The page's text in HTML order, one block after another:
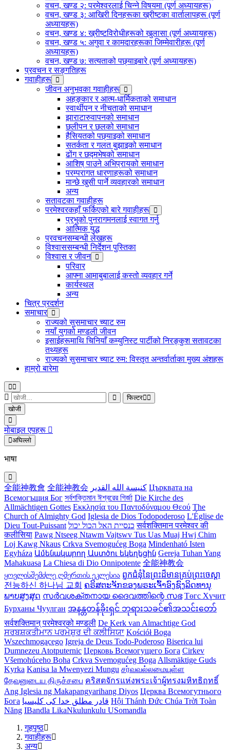
वचन, खण्ड २: परमेश्‍वरलाई चिन्‍ने विषयमा (पूर्ण अध्यायहरू)
वचन, खण्ड ३: आखिरी दिनहरूका ख्रीष्टका वार्तालापहरू (पूर्ण
अध्यायहरू)
वचन, खण्ड ४: ख्रीष्टविरोधीहरूको खुलासा (पूर्ण अध्यायहरू)
वचन, खण्ड ५: अगुवा र कामदारहरूका जिम्‍मेवारीहरू (पूर्ण
अध्यायहरू)
वचन, खण्ड ७: सत्यताको पछ्याइबारे (पूर्ण अध्यायहरू)
प्रवचन र सङ्गतिहरू
गवाहीहरू
जीवन अनुभवका गवाहीहरू
अहङ्कार र आत्म-धार्मिकताको समाधान
स्वार्थीपन र नीचताको समाधान
झाराटारुवापनको समाधान
छलीपन र छलको समाधान
हैसियतको पछ्याइको समाधान
सतर्कता र गलत बुझाइको समाधान
ढोंग र छद्मभेषको समाधान
आशिष् पाउने अभिप्रायको समाधान
परम्परागत धारणाहरूको समाधान
मान्छे खुसी पार्ने व्यवहारको समाधान
अन्य
सतावटका गवाहीहरू
परमेश्‍वरकहाँ फर्किएको बारे गवाहीहरू
प्रभुको पुनरागमनलाई स्वागत गर्नु
आत्मिक युद्ध
प्रवचनसम्‍बन्धी लेखहरू
विश्‍वाससम्‍बन्धी निर्देशन पुस्तिका
विश्‍वास र जीवन
परिवार
आफ्ना आमाबुबालाई कस्तो व्यवहार गर्ने
कार्यस्थल
अन्य
चित्र प्रदर्शन
समाचार
राज्यको सुसमाचार च्याट रुम
नयाँ युगको मण्डली जीवन
इसाईहरूमाथि चिनियाँ कम्युनिस्ट पार्टीको निरङ्कुश सतावटका
तथ्यहरू
राज्यको सुसमाचार च्याट रुम: विस्तृत अन्तर्वार्ताका मुख्य अंशहरू
हाम्रो बारेमा
फिल्टर
खोजी
मोबाइल एपहरू
अघिल्लो
भाषा
全能神教會 全能神教会 كنيسة الله القدير Църквата на
Всемогъщия Бог সর্বশক্তিমান ঈশ্বরের গির্জা Die Kirche des
Allmächtigen Gottes Εκκλησία του Παντοδύναμου Θεού The
Church of Almighty God Iglesia de Dios Todopoderoso L'Église de
Dieu Tout-Puissant כנסיית האל הכול יכול सर्वशक्तिमान परमेश्वर की
कलीसिया Pawg Ntseeg Ntawm Vajtswv Tus Uas Muaj Hwj Chim
Loj Kawg Nkaus Crkva Svemogućeg Boga Mindenható Isten
Egyháza Ամենակարող Աստծու եկեղեցին Gereja Tuhan Yang
Mahakuasa La Chiesa di Dio Onnipotente 全能神教会
ყოვლისშემძლე ღმერთის ეკლესია ពួកជំនុំនៃព្រះដ៏មានគ្រប់ព្រះចេស្ដា
전능하신 하나님 교회 ຄຣິສຕະຈັກຂອງພຣະເຈົ້າອົງຊົງລິດທານຸ
ພາບສູງສຸດ സര്‍വശക്തനായ ദൈവത്തിന്റെ സഭ Төгс Хүчит
Бурханы Чуулган အနန္တတန်ခိုးရှင် ဘုရားသခင်၏အသင်းတော်
सर्वशक्तिमान्‌ परमेश्‍वरको मण्डली De Kerk van Almachtige God
ਸਰਬਸ਼ਕਤੀਮਾਨ ਪਰਮੇਸ਼ੁਰ ਦੀ ਕਲੀਸਿਯਾ Kościół Boga
Wszechmogącego Igreja de Deus Todo-Poderoso Biserica lui
Dumnezeu Atotputernic Церковь Всемогущего Бога Cirkev
Všemohúceho Boha Crkva Svemogućeg Boga Allsmäktige Guds
Kyrka Kanisa la Mwenyezi Mungu சர்வவல்லமையுள்ள
தேவனுடைய திருச்சபை คริสตจักรแห่งพระเจ้าผู้ทรงมหิทธิฤทธิ์
Ang Iglesia ng Makapangyarihang Diyos Церква Всемогутнього
Бога قادر مطلق خدا کی کلیسیا Hội Thánh Đức Chúa Trời Toàn
Năng IBandla LikaNkulunkulu USomandla
गृहपृष्ठ
गवाहीहरू
अन्य